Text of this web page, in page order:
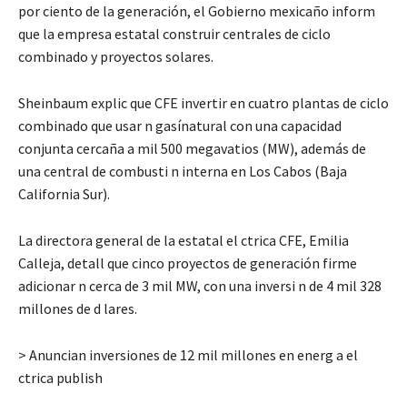
por ciento de la generación, el Gobierno mexicaño inform
que la empresa estatal construir centrales de ciclo
combinado y proyectos solares.
Sheinbaum explic que CFE invertir en cuatro plantas de ciclo
combinado que usar n gasínatural con una capacidad
conjunta cercaña a mil 500 megavatios (MW), además de
una central de combusti n interna en Los Cabos (Baja
California Sur).
La directora general de la estatal el ctrica CFE, Emilia
Calleja, detall que cinco proyectos de generación firme
adicionar n cerca de 3 mil MW, con una inversi n de 4 mil 328
millones de d lares.
> Anuncian inversiones de 12 mil millones en energ a el
ctrica publish